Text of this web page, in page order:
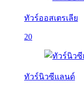
ทัวร์ออสเตรเลีย
20
ทัวร์นิวซีแลนด์